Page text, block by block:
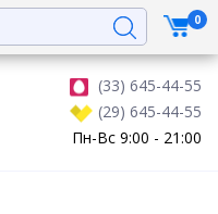
(33) 645-44-55
(29) 645-44-55
Пн-Вс 9:00 - 21:00
0